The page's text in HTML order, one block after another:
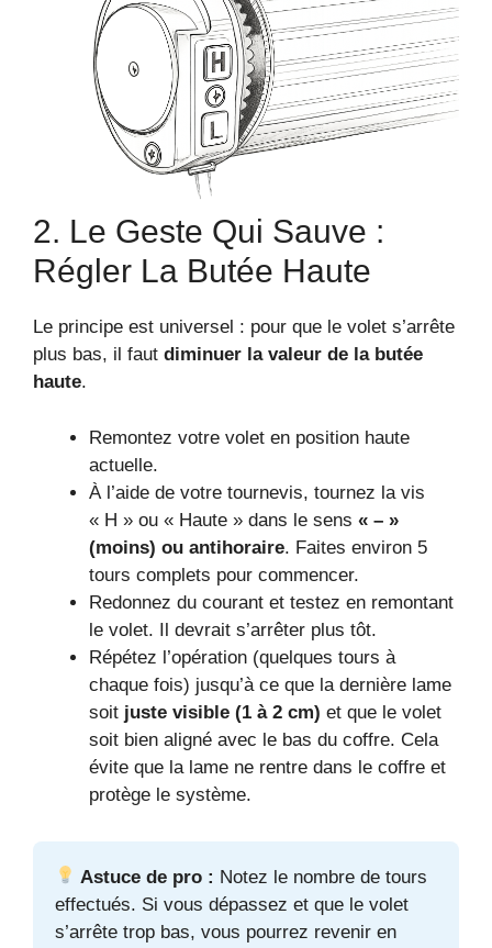
2. Le Geste Qui Sauve :
Régler La Butée Haute
Le principe est universel : pour que le volet s’arrête
plus bas, il faut diminuer la valeur de la butée
haute.
Remontez votre volet en position haute
actuelle.
À l’aide de votre tournevis, tournez la vis
« H » ou « Haute » dans le sens « – »
(moins) ou antihoraire. Faites environ 5
tours complets pour commencer.
Redonnez du courant et testez en remontant
le volet. Il devrait s’arrêter plus tôt.
Répétez l’opération (quelques tours à
chaque fois) jusqu’à ce que la dernière lame
soit juste visible (1 à 2 cm) et que le volet
soit bien aligné avec le bas du coffre. Cela
évite que la lame ne rentre dans le coffre et
protège le système.
Astuce de pro : Notez le nombre de tours
effectués. Si vous dépassez et que le volet
s’arrête trop bas, vous pourrez revenir en